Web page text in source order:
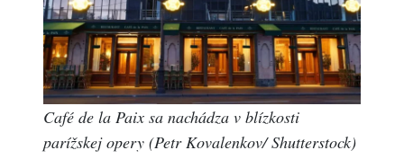
Café de la Paix sa nachádza v blízkosti
parížskej opery (Petr Kovalenkov/ Shutterstock)